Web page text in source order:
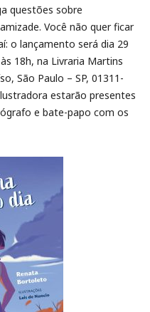
questões sobre
Você não quer ficar
o lançamento será dia 29
18h, na Livraria Martins
São Paulo – SP, 01311-
estarão presentes
e bate-papo com os